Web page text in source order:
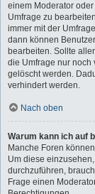
einem Moderator
Umfrage zu
immer mit der
dann können
bearbeiten. Sollte
die Umfrage nur noch
gelöscht werden.
verhindert werden.
Nach oben
Warum kann ich auf
Manche Foren
Um diese
durchzuführen,
Frage einen